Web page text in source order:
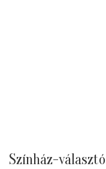
Színház-választó